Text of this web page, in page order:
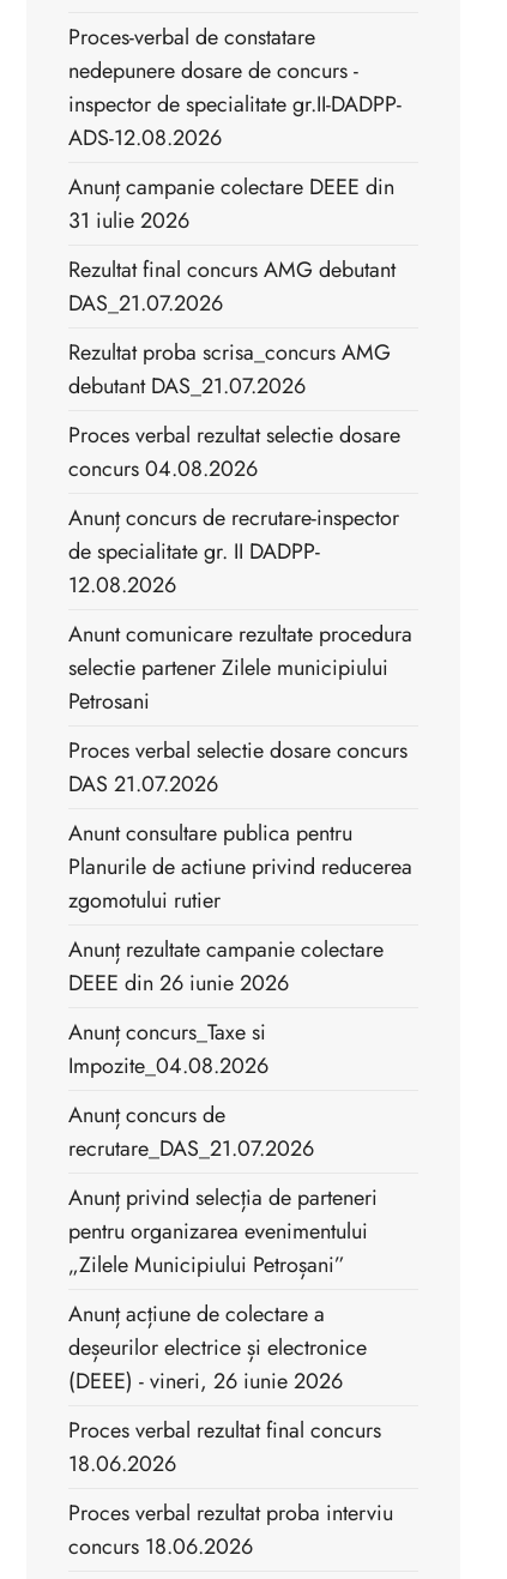
Proces-verbal de constatare
nedepunere dosare de concurs -
inspector de specialitate gr.II-DADPP-
ADS-12.08.2026
Anunț campanie colectare DEEE din
31 iulie 2026
Rezultat final concurs AMG debutant
DAS_21.07.2026
Rezultat proba scrisa_concurs AMG
debutant DAS_21.07.2026
Proces verbal rezultat selectie dosare
concurs 04.08.2026
Anunț concurs de recrutare-inspector
de specialitate gr. II DADPP-
12.08.2026
Anunt comunicare rezultate procedura
selectie partener Zilele municipiului
Petrosani
Proces verbal selectie dosare concurs
DAS 21.07.2026
Anunt consultare publica pentru
Planurile de actiune privind reducerea
zgomotului rutier
Anunț rezultate campanie colectare
DEEE din 26 iunie 2026
Anunț concurs_Taxe si
Impozite_04.08.2026
Anunț concurs de
recrutare_DAS_21.07.2026
Anunț privind selecția de parteneri
pentru organizarea evenimentului
„Zilele Municipiului Petroșani”
Anunț acțiune de colectare a
deșeurilor electrice și electronice
(DEEE) - vineri, 26 iunie 2026
Proces verbal rezultat final concurs
18.06.2026
Proces verbal rezultat proba interviu
concurs 18.06.2026